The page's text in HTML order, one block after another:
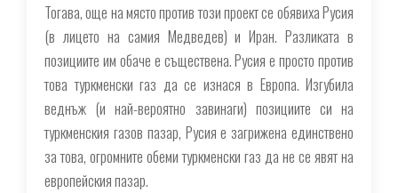
Тогава, още на място против този проект се обявиха Русия
(в лицето на самия Медведев) и Иран. Разликата в
позициите им обаче е съществена. Русия е просто против
това туркменски газ да се изнася в Европа. Изгубила
веднъж (и най-вероятно завинаги) позициите си на
туркменския газов пазар, Русия е загрижена единствено
за това, огромните обеми туркменски газ да не се явят на
европейския пазар.